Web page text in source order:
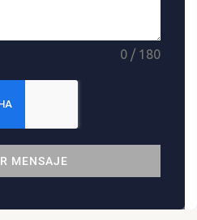
0 / 180
MENSAJE